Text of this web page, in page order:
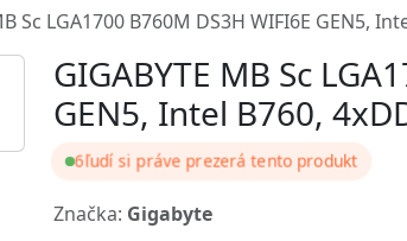
Sc LGA1700 B760M DS3H WIFI6E GEN5,
GIGABYTE MB Sc
GEN5, Intel B760,
6ľudí si práve prezerá tento produkt
Značka: Gigabyte